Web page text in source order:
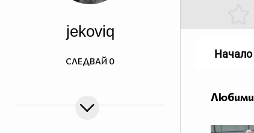
jekoviq
СЛЕДВАЙ 0
Любими
Начало